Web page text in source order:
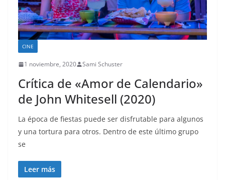
CINE
1 noviembre, 2020 Sami Schuster
Crítica de «Amor de Calendario»
de John Whitesell (2020)
La época de fiestas puede ser disfrutable para algunos
y una tortura para otros. Dentro de este último grupo
se
Leer más